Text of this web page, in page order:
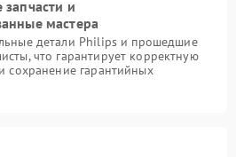
и
мастера
детали Philips и прошедшие
что гарантирует корректную
сохранение гарантийных